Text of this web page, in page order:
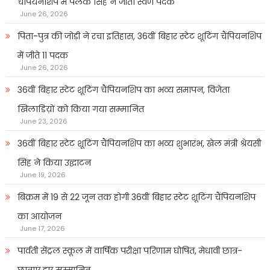
June 26, 2026
पिता-पुत्र की जोड़ी ने रचा इतिहास, 36वीं बिहार स्टेट शूटिंग चैंपियनशिप
में जीते 11 पदक
June 26, 2026
36वीं बिहार स्टेट शूटिंग चैंपियनशिप का भव्य समापन, विजेता
खिलाडिय़ों को किया गया सम्मानित
June 23, 2026
36वीं बिहार स्टेट शूटिंग चैंपियनशिप का भव्य शुभारंभ, खेल मंत्री श्रेयसी
सिंह ने किया उद्घाटन
June 19, 2026
बिक्रम में 19 से 22 जून तक होगी 36वीं बिहार स्टेट शूटिंग चैंपियनशिप
का आयोजन
June 17, 2026
पार्वती सेंट्रल स्कूल में वार्षिक परीक्षा परिणाम घोषित, मेधावी छात्र-